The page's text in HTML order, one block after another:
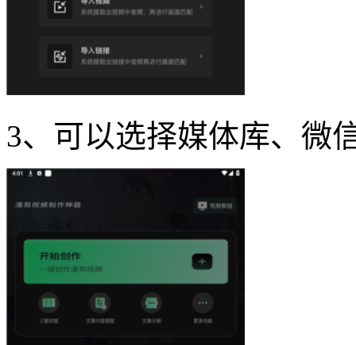
3、可以选择媒体库、微